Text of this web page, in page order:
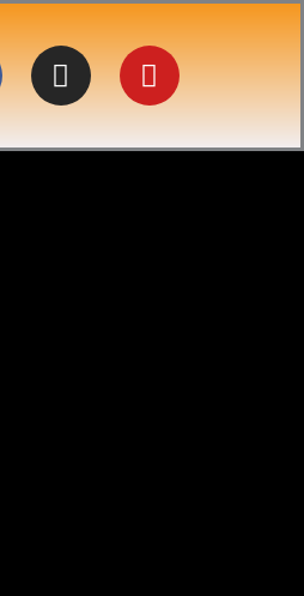
InstagramYoutube